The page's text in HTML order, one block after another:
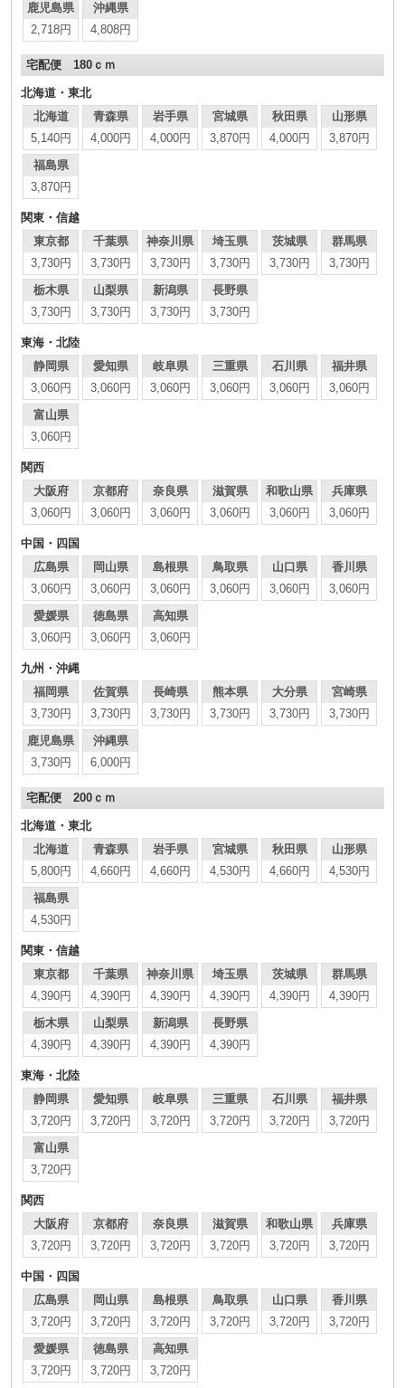
鹿児島県
2,718円
沖縄県
4,808円
宅配便 180ｃｍ
北海道・東北
北海道
5,140円
青森県
4,000円
岩手県
4,000円
宮城県
3,870円
秋田県
4,000円
山形県
3,870円
福島県
3,870円
関東・信越
東京都
3,730円
千葉県
3,730円
神奈川県
3,730円
埼玉県
3,730円
茨城県
3,730円
群馬県
3,730円
栃木県
3,730円
山梨県
3,730円
新潟県
3,730円
長野県
3,730円
東海・北陸
静岡県
3,060円
愛知県
3,060円
岐阜県
3,060円
三重県
3,060円
石川県
3,060円
福井県
3,060円
富山県
3,060円
関西
大阪府
3,060円
京都府
3,060円
奈良県
3,060円
滋賀県
3,060円
和歌山県
3,060円
兵庫県
3,060円
中国・四国
広島県
3,060円
岡山県
3,060円
島根県
3,060円
鳥取県
3,060円
山口県
3,060円
香川県
3,060円
愛媛県
3,060円
徳島県
3,060円
高知県
3,060円
九州・沖縄
福岡県
3,730円
佐賀県
3,730円
長崎県
3,730円
熊本県
3,730円
大分県
3,730円
宮崎県
3,730円
鹿児島県
3,730円
沖縄県
6,000円
宅配便 200ｃｍ
北海道・東北
北海道
5,800円
青森県
4,660円
岩手県
4,660円
宮城県
4,530円
秋田県
4,660円
山形県
4,530円
福島県
4,530円
関東・信越
東京都
4,390円
千葉県
4,390円
神奈川県
4,390円
埼玉県
4,390円
茨城県
4,390円
群馬県
4,390円
栃木県
4,390円
山梨県
4,390円
新潟県
4,390円
長野県
4,390円
東海・北陸
静岡県
3,720円
愛知県
3,720円
岐阜県
3,720円
三重県
3,720円
石川県
3,720円
福井県
3,720円
富山県
3,720円
関西
大阪府
3,720円
京都府
3,720円
奈良県
3,720円
滋賀県
3,720円
和歌山県
3,720円
兵庫県
3,720円
中国・四国
広島県
3,720円
岡山県
3,720円
島根県
3,720円
鳥取県
3,720円
山口県
3,720円
香川県
3,720円
愛媛県
3,720円
徳島県
3,720円
高知県
3,720円